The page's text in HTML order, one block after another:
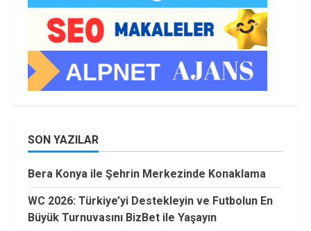
SON YAZILAR
Bera Konya ile Şehrin Merkezinde Konaklama
WC 2026: Türkiye’yi Destekleyin ve Futbolun En
Büyük Turnuvasını BizBet ile Yaşayın